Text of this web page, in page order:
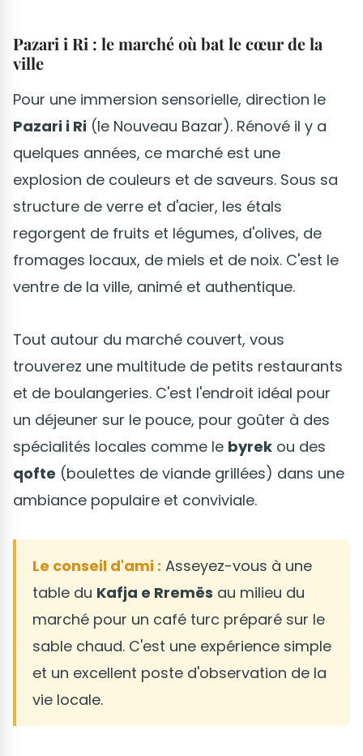
Pazari i Ri : le marché où bat le cœur de la
ville
Pour une immersion sensorielle, direction le
Pazari i Ri (le Nouveau Bazar). Rénové il y a
quelques années, ce marché est une
explosion de couleurs et de saveurs. Sous sa
structure de verre et d'acier, les étals
regorgent de fruits et légumes, d'olives, de
fromages locaux, de miels et de noix. C'est le
ventre de la ville, animé et authentique.
Tout autour du marché couvert, vous
trouverez une multitude de petits restaurants
et de boulangeries. C'est l'endroit idéal pour
un déjeuner sur le pouce, pour goûter à des
spécialités locales comme le byrek ou des
qofte (boulettes de viande grillées) dans une
ambiance populaire et conviviale.
Le conseil d'ami : Asseyez-vous à une
table du Kafja e Rremës au milieu du
marché pour un café turc préparé sur le
sable chaud. C'est une expérience simple
et un excellent poste d'observation de la
vie locale.